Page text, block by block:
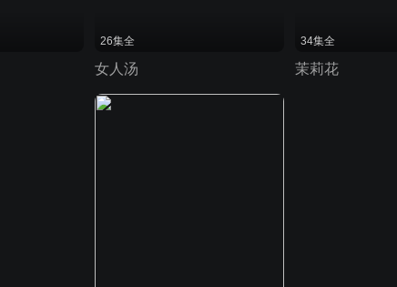
26集全
女人汤
34集全
茉莉花